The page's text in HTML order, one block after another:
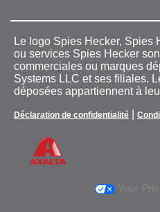
Le logo Spies Hecker, Spies
ou services Spies Hecker
commerciales ou marques
Systems LLC et ses filiales.
déposées appartiennent à
Déclaration de confidentialité
Your